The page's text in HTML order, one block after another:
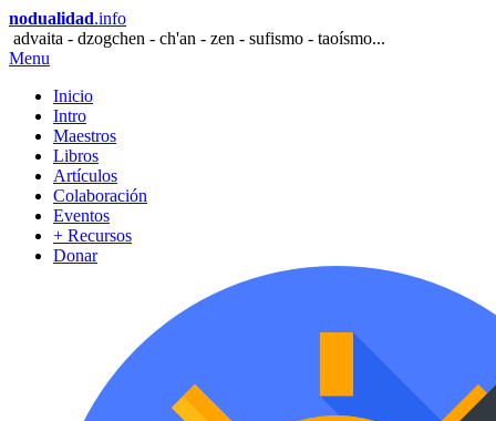
nodualidad.info
advaita - dzogchen - ch'an - zen - sufismo - taoísmo...
Menu
Inicio
Intro
Maestros
Libros
Artículos
Colaboración
Eventos
+ Recursos
Donar